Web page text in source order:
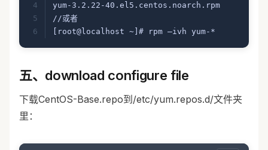
yum-3.2.22-40.el5.centos.noarch.rpm
//或者
[root@localhost ~]# rpm –ivh yum-*
五、download configure file
下载CentOS-Base.repo到/etc/yum.repos.d/文件夹
里：